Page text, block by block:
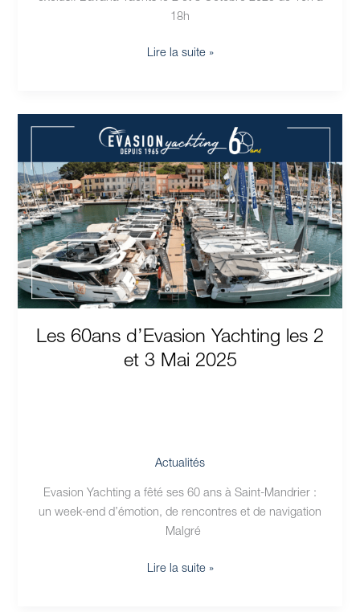
18h
Lire la suite »
Les 60ans d’Evasion Yachting les 2
et 3 Mai 2025
Actualités
Evasion Yachting a fêté ses 60 ans à Saint-Mandrier :
un week-end d’émotion, de rencontres et de navigation
Malgré
60ans
d’Evasion
Yachting
les
2
et
3
Mai
2025
Lire la suite »